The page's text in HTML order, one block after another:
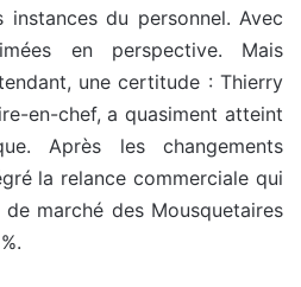
du personnel. Avec
en perspective. Mais
une certitude : Thierry
en-chef, a quasiment atteint
Après les changements
la relance commerciale qui
marché des Mousquetaires